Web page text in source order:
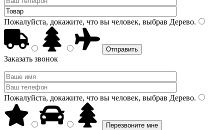
Пожалуйста, докажите, что вы человек, выбрав Дерево.
Заказать звонок
Пожалуйста, докажите, что вы человек, выбрав Дерево.